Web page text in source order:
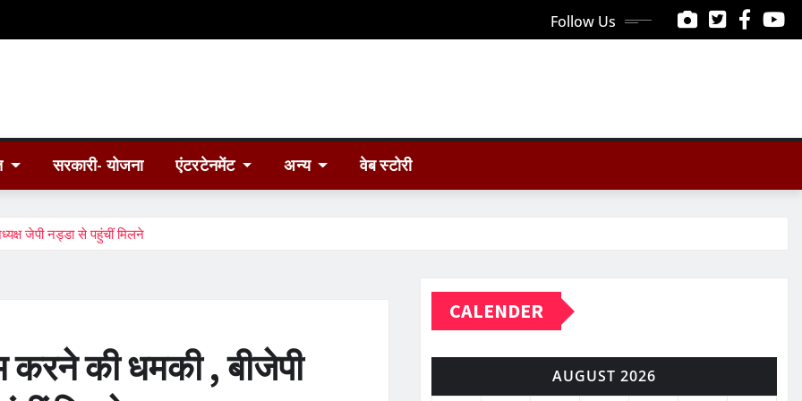
Follow Us
सरकारी- योजना एंटरटेनमेंट अन्य वेब स्टोरी
जेपी नड्डा से पहुंचीं मिलने
करने की धमकी , बीजेपी
CALENDER
AUGUST 2026